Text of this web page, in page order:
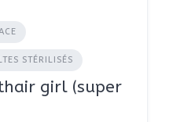
STÉRILISÉS
girl (super